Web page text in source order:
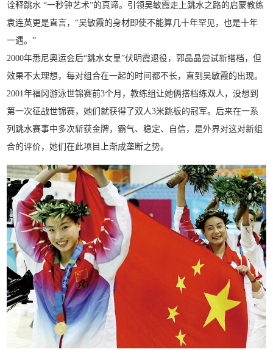
诠释跳水 “一秒钟艺术”的真谛。引领吴敏霞走上跳水之路的启蒙教练
袁连英更是直言，“吴敏霞的身材即使不能算几十年罕见，也是十年
一遇。”
2000年悉尼奥运会后“跳水女皇”伏明霞退役，郭晶晶尝试新搭档，但
效果不太理想，每对组合在一起的时间都不长，直到吴敏霞的出现。
2001年福冈游泳世锦赛前3个月，教练组让她俩搭档练双人，没想到
第一次征战世锦赛，她们就获得了双人3米跳板的冠军。后来在一系
列跳水赛事中多次斩获金牌，霸气、稳定、自信，是外界对这对新组
合的评价，她们在此项目上渐成垄断之势。